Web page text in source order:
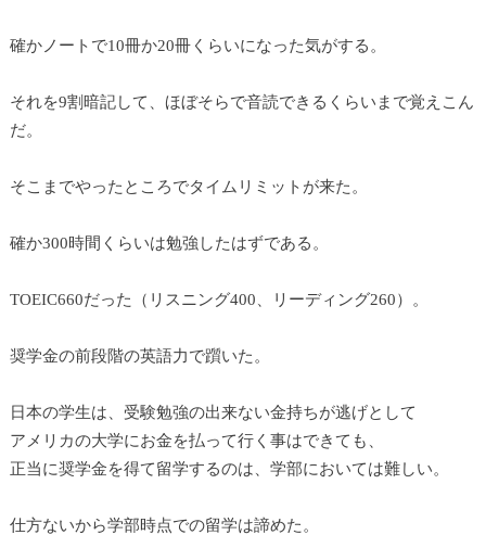
確かノートで10冊か20冊くらいになった気がする。
それを9割暗記して、ほぼそらで音読できるくらいまで覚えこん
だ。
そこまでやったところでタイムリミットが来た。
確か300時間くらいは勉強したはずである。
TOEIC660だった（リスニング400、リーディング260）。
奨学金の前段階の英語力で躓いた。
日本の学生は、受験勉強の出来ない金持ちが逃げとして
アメリカの大学にお金を払って行く事はできても、
正当に奨学金を得て留学するのは、学部においては難しい。
仕方ないから学部時点での留学は諦めた。